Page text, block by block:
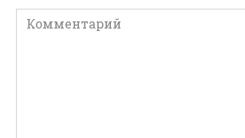
Комментарий